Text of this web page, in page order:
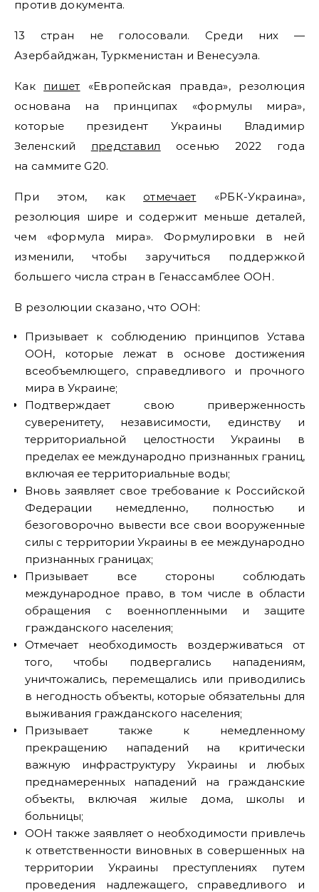
против документа.
13 стран не голосовали. Среди них —
Азербайджан, Туркменистан и Венесуэла.
Как пишет «Европейская правда», резолюция
основана на принципах «формулы мира»,
которые президент Украины Владимир
Зеленский представил осенью 2022 года
на саммите G20.
При этом, как отмечает «РБК-Украина»,
резолюция шире и содержит меньше деталей,
чем «формула мира». Формулировки в ней
изменили, чтобы заручиться поддержкой
большего числа стран в Генассамблее ООН.
В резолюции сказано, что ООН:
Призывает к соблюдению принципов Устава
ООН, которые лежат в основе достижения
всеобъемлющего, справедливого и прочного
мира в Украине;
Подтверждает свою приверженность
суверенитету, независимости, единству и
территориальной целостности Украины в
пределах ее международно признанных границ,
включая ее территориальные воды;
Вновь заявляет свое требование к Российской
Федерации немедленно, полностью и
безоговорочно вывести все свои вооруженные
силы с территории Украины в ее международно
признанных границах;
Призывает все стороны соблюдать
международное право, в том числе в области
обращения с военнопленными и защите
гражданского населения;
Отмечает необходимость воздерживаться от
того, чтобы подвергались нападениям,
уничтожались, перемещались или приводились
в негодность объекты, которые обязательны для
выживания гражданского населения;
Призывает также к немедленному
прекращению нападений на критически
важную инфраструктуру Украины и любых
преднамеренных нападений на гражданские
объекты, включая жилые дома, школы и
больницы;
ООН также заявляет о необходимости привлечь
к ответственности виновных в совершенных на
территории Украины преступлениях путем
проведения надлежащего, справедливого и